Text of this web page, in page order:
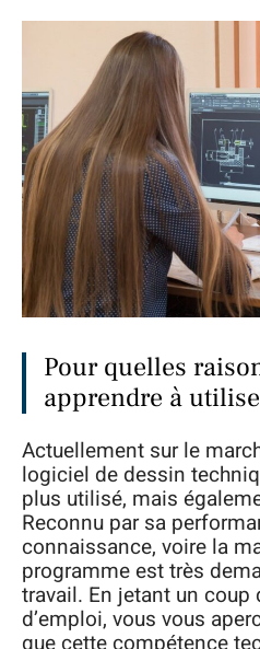
Pour quelles
apprendre à
Actuellement sur le
logiciel de dessin
plus utilisé, mais
Reconnu par sa
connaissance, voire la
programme est très
travail. En jetant un
d’emploi, vous vous